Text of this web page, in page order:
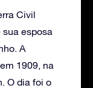
Civil
esposa
A
1909, na
O dia foi o